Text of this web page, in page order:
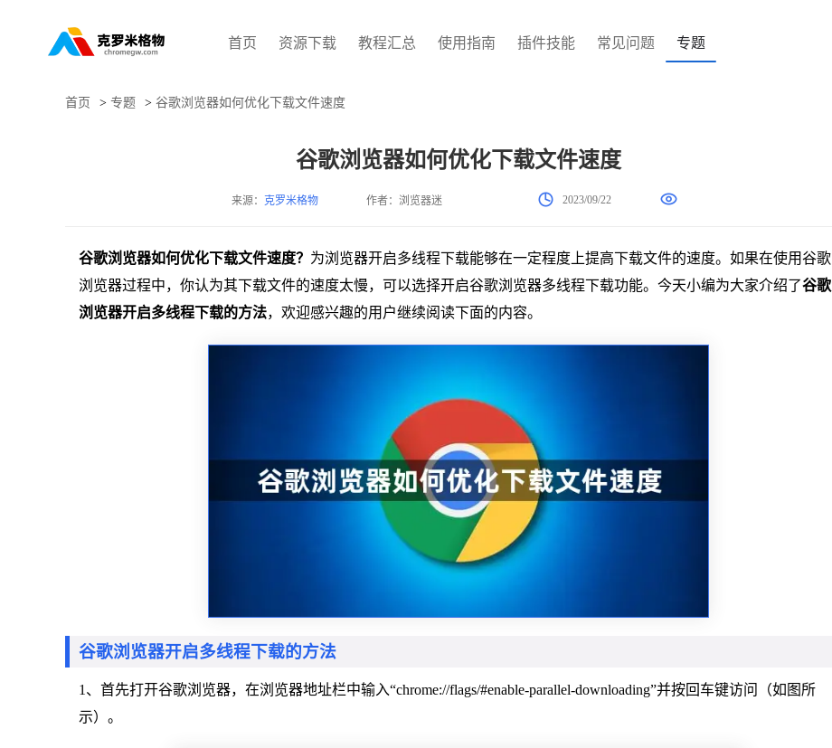
首页 资源下载 教程汇总 使用指南 插件技能 常见问题 专题
首页 > 专题 > 谷歌浏览器如何优化下载文件速度
谷歌浏览器如何优化下载文件速度
来源： 克罗米格物 作者：浏览器迷 2023/09/22
谷歌浏览器如何优化下载文件速度？ 为浏览器开启多线程下载能够在一定程度上提高下载文件的速度。如果在使用谷歌
浏览器过程中，你认为其下载文件的速度太慢，可以选择开启谷歌浏览器多线程下载功能。今天小编为大家介绍了谷歌
浏览器开启多线程下载的方法，欢迎感兴趣的用户继续阅读下面的内容。
谷歌浏览器开启多线程下载的方法
1、首先打开谷歌浏览器，在浏览器地址栏中输入“chrome://flags/#enable-parallel-downloading”并按回车键访问（如图所
示）。